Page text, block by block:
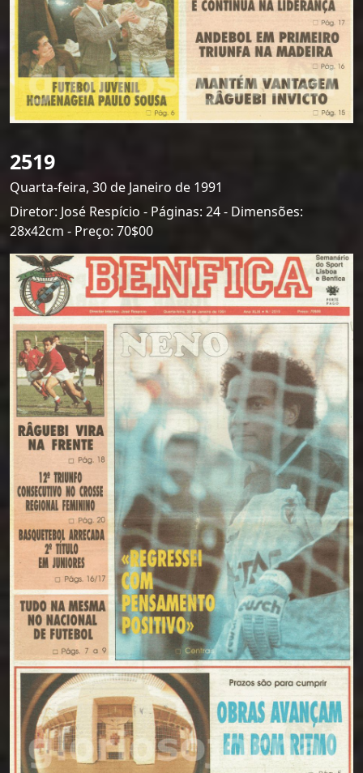
2519
Quarta-feira, 30 de Janeiro de 1991
Diretor: José Respício - Páginas: 24 - Dimensões:
28x42cm - Preço: 70$00